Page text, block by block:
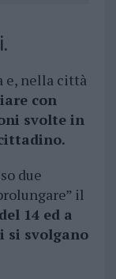
e, nella città
con
svolte in
due
il
14 ed a
si svolgano